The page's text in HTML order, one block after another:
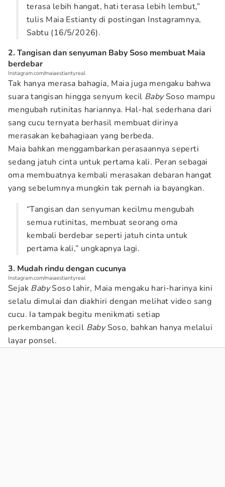
terasa lebih hangat, hati terasa lebih lembut,”
tulis Maia Estianty di postingan Instagramnya,
Sabtu (16/5/2026).
2. Tangisan dan senyuman Baby Soso membuat Maia
berdebar
Instagram.com/maiaestiantyreal
Tak hanya merasa bahagia, Maia juga mengaku bahwa
suara tangisan hingga senyum kecil BabySoso mampu
mengubah rutinitas hariannya. Hal-hal sederhana dari
sang cucu ternyata berhasil membuat dirinya
merasakan kebahagiaan yang berbeda.
Maia bahkan menggambarkan perasaannya seperti
sedang jatuh cinta untuk pertama kali. Peran sebagai
oma membuatnya kembali merasakan debaran hangat
yang sebelumnya mungkin tak pernah ia bayangkan.
“Tangisan dan senyuman kecilmu mengubah
semua rutinitas, membuat seorang oma
kembali berdebar seperti jatuh cinta untuk
pertama kali,” ungkapnya lagi.
3. Mudah rindu dengan cucunya
Instagram.com/maiaestiantyreal
Sejak BabySoso lahir, Maia mengaku hari-harinya kini
selalu dimulai dan diakhiri dengan melihat video sang
cucu. Ia tampak begitu menikmati setiap
perkembangan kecil BabySoso, bahkan hanya melalui
layar ponsel.